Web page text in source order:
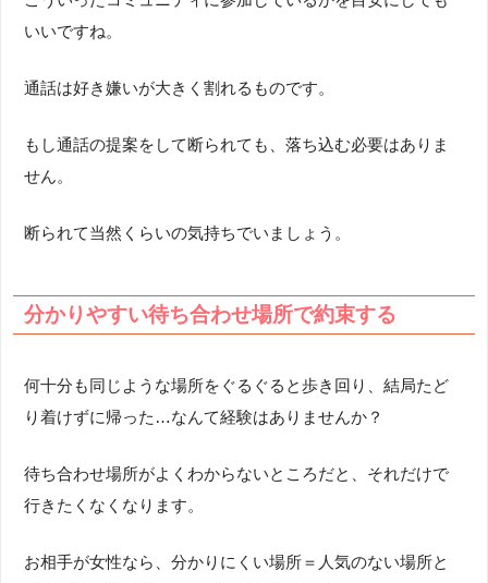
いいですね。
通話は好き嫌いが大きく割れるものです。
もし通話の提案をして断られても、落ち込む必要はありま
せん。
断られて当然くらいの気持ちでいましょう。
分かりやすい待ち合わせ場所で約束する
何十分も同じような場所をぐるぐると歩き回り、結局たど
り着けずに帰った…なんて経験はありませんか？
待ち合わせ場所がよくわからないところだと、それだけで
行きたくなくなります。
お相手が女性なら、分かりにくい場所＝人気のない場所と